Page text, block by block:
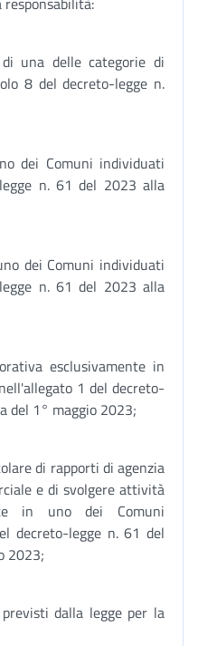
una delle categorie di
8 del decreto-legge n.
dei Comuni individuati
n. 61 del 2023 alla
dei Comuni individuati
n. 61 del 2023 alla
esclusivamente in
1 del decreto-
del 1° maggio 2023;
di rapporti di agenzia
e di svolgere attività
in uno dei Comuni
decreto-legge n. 61 del
2023;
dalla legge per la